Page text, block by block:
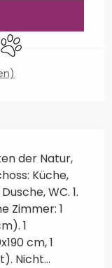
Tiere erlaubt
der Natur,
Küche,
WC. 1.
Zimmer: 1
1
cm, 1
Nicht...